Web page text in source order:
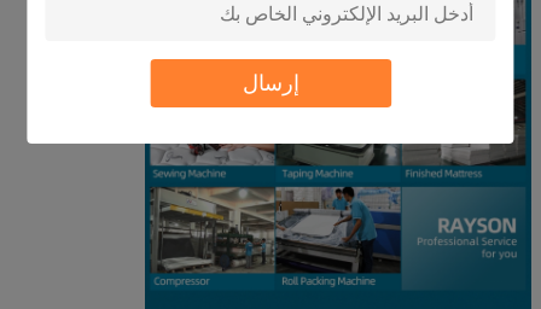
إرسال